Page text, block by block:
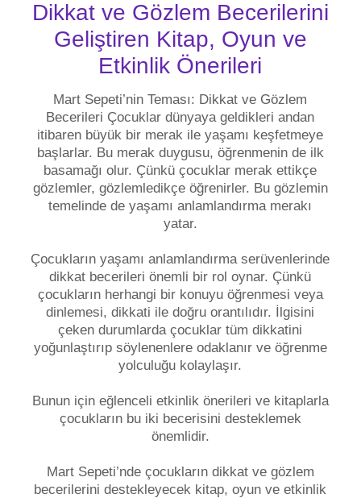
Dikkat ve Gözlem Becerilerini
Geliştiren Kitap, Oyun ve
Etkinlik Önerileri
Mart Sepeti’nin Teması: Dikkat ve Gözlem
Becerileri Çocuklar dünyaya geldikleri andan
itibaren büyük bir merak ile yaşamı keşfetmeye
başlarlar. Bu merak duygusu, öğrenmenin de ilk
basamağı olur. Çünkü çocuklar merak ettikçe
gözlemler, gözlemledikçe öğrenirler. Bu gözlemin
temelinde de yaşamı anlamlandırma merakı
yatar.
Çocukların yaşamı anlamlandırma serüvenlerinde
dikkat becerileri önemli bir rol oynar. Çünkü
çocukların herhangi bir konuyu öğrenmesi veya
dinlemesi, dikkati ile doğru orantılıdır. İlgisini
çeken durumlarda çocuklar tüm dikkatini
yoğunlaştırıp söylenenlere odaklanır ve öğrenme
yolculuğu kolaylaşır.
Bunun için eğlenceli etkinlik önerileri ve kitaplarla
çocukların bu iki becerisini desteklemek
önemlidir.
Mart Sepeti’nde çocukların dikkat ve gözlem
becerilerini destekleyecek kitap, oyun ve etkinlik